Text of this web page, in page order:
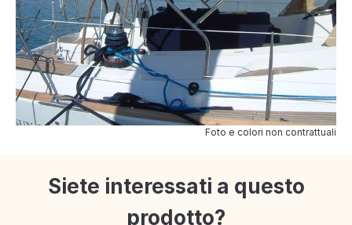
Foto e colori non contrattuali
Siete interessati a questo
prodotto?